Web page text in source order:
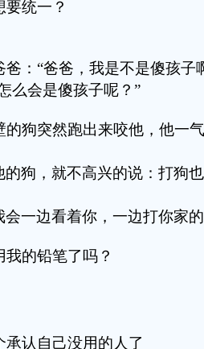
统一？
：“爸爸，我是不是傻孩子
么会是傻孩子呢？”
的狗突然跑出来咬他，他一
狗，就不高兴的说：打狗
一边看着你，一边打你家
的铅笔了吗？
承认自己没用的人了